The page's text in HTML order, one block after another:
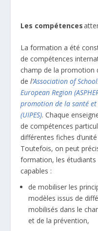
Les compétences
La formation a été
de compétences
champ de la promotion
del’Association of
European Region
promotion de la santé
(UIPES). Chaque
de compétences
différentes fiches
Toutefois, on peut
formation, les
capables :
de mobiliser les
modèles issus de
mobilisés dans le
et de la prévention,